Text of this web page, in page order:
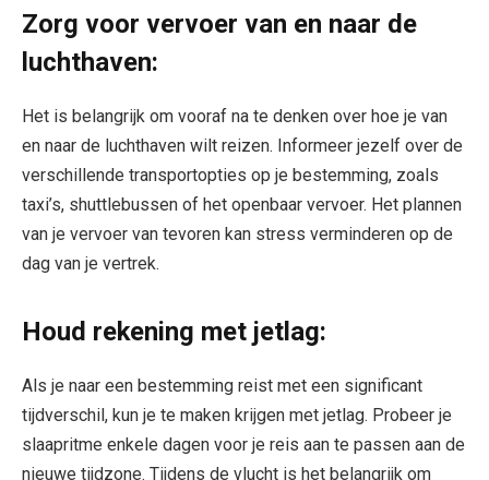
Zorg voor vervoer van en naar de
luchthaven:
Het is belangrijk om vooraf na te denken over hoe je van
en naar de luchthaven wilt reizen. Informeer jezelf over de
verschillende transportopties op je bestemming, zoals
taxi’s, shuttlebussen of het openbaar vervoer. Het plannen
van je vervoer van tevoren kan stress verminderen op de
dag van je vertrek.
Houd rekening met jetlag:
Als je naar een bestemming reist met een significant
tijdverschil, kun je te maken krijgen met jetlag. Probeer je
slaapritme enkele dagen voor je reis aan te passen aan de
nieuwe tijdzone. Tijdens de vlucht is het belangrijk om